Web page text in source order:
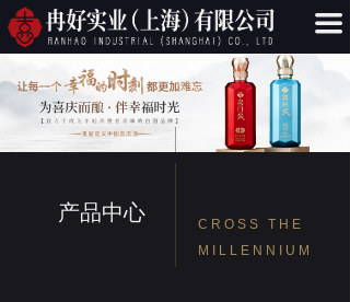
끀
首页
关于我们
产品中心
联系我们产品中心
CROSS THE
MILLENNIUM